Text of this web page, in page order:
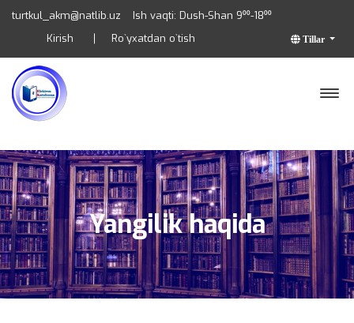
turtkul_akm@natlib.uz Ish vaqti: Dush-Shan 9⁰⁰-18⁰⁰
Tillar
Kirish Ro`yxatdan o`tish
Yangilik haqida